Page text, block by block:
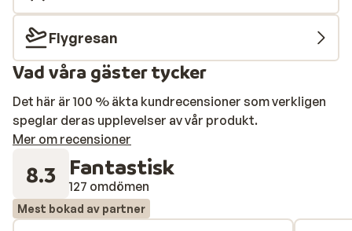
Flygresan
Vad våra gäster tycker
Det här är 100 % äkta kundrecensioner som verkligen
speglar deras upplevelser av vår produkt.
Mer om recensioner
8.3 Fantastisk
127 omdömen
Mest bokad av partner